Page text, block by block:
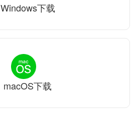
Windows下载
macOS下载